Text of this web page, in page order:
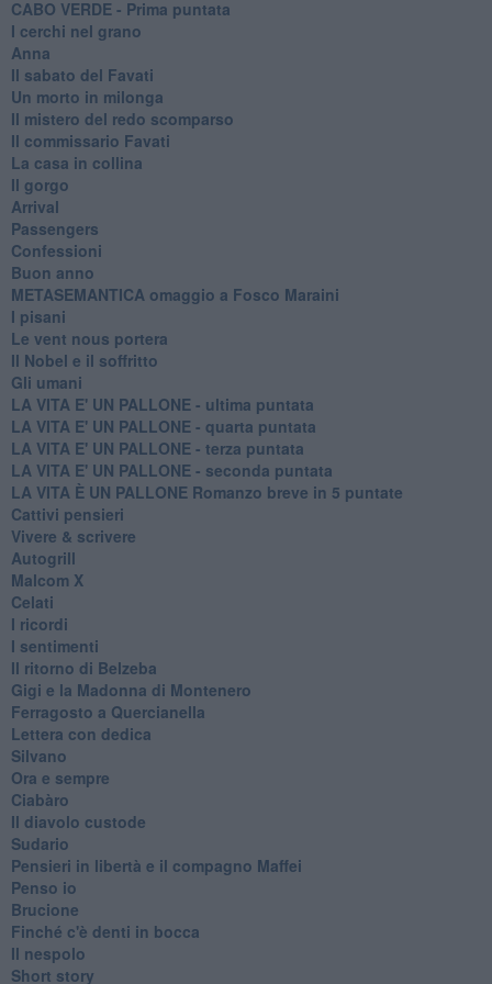
CABO VERDE - Prima puntata
I cerchi nel grano
Anna
Il sabato del Favati
Un morto in milonga
Il mistero del redo scomparso
Il commissario Favati
La casa in collina
Il gorgo
Arrival
Passengers
Confessioni
Buon anno
METASEMANTICA omaggio a Fosco Maraini
I pisani
Le vent nous portera
Il Nobel e il soffritto
Gli umani
LA VITA E' UN PALLONE - ultima puntata
LA VITA E' UN PALLONE - quarta puntata
LA VITA E' UN PALLONE - terza puntata
LA VITA E' UN PALLONE - seconda puntata
LA VITA È UN PALLONE Romanzo breve in 5 puntate
Cattivi pensieri
Vivere & scrivere
Autogrill
Malcom X
Celati
I ricordi
I sentimenti
Il ritorno di Belzeba
Gigi e la Madonna di Montenero
Ferragosto a Quercianella
Lettera con dedica
Silvano
Ora e sempre
Ciabàro
Il diavolo custode
Sudario
Pensieri in libertà e il compagno Maffei
Penso io
Brucione
Finché c'è denti in bocca
Il nespolo
Short story